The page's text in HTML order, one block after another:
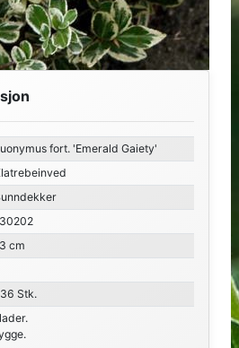
fort. 'Emerald Gaiety'
cm
Stk.